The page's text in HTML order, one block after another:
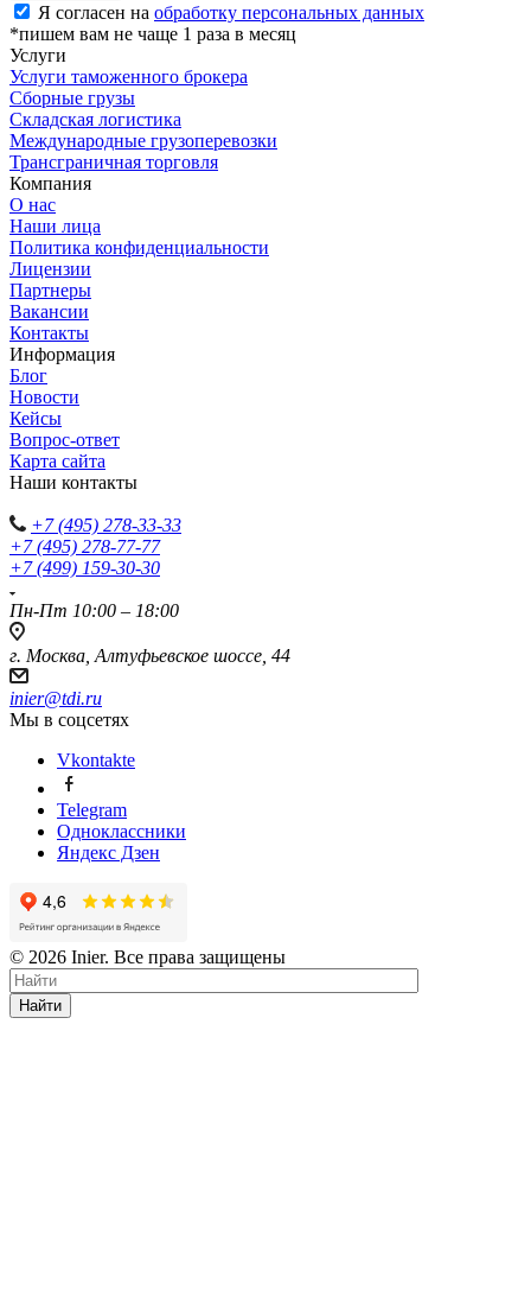
Я согласен на обработку персональных данных
*пишем вам не чаще 1 раза в месяц
Услуги
Услуги таможенного брокера
Сборные грузы
Складская логистика
Международные грузоперевозки
Трансграничная торговля
Компания
О нас
Наши лица
Политика конфиденциальности
Лицензии
Партнеры
Вакансии
Контакты
Информация
Блог
Новости
Кейсы
Вопрос-ответ
Карта сайта
Наши контакты
+7 (495) 278-33-33
+7 (495) 278-77-77
+7 (499) 159-30-30
Пн-Пт 10:00 – 18:00
г. Москва, Алтуфьевское шоссе, 44
inier@tdi.ru
Мы в соцсетях
Vkontakte
Telegram
Одноклассники
Яндекс Дзен
© 2026 Inier. Все права защищены
Найти